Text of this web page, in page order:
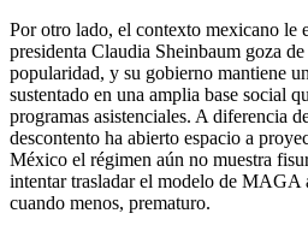
Por otro lado, el contexto mexicano le
presidenta Claudia Sheinbaum goza
popularidad, y su gobierno mantiene
sustentado en una amplia base social
programas asistenciales. A diferencia
descontento ha abierto espacio a
México el régimen aún no muestra
intentar trasladar el modelo de MAGA
cuando menos, prematuro.